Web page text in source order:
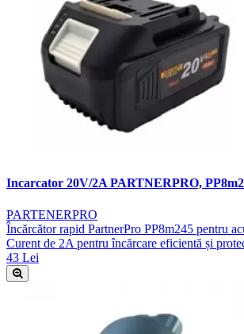
Incarcator 20V/2A PARTNERPRO,
PARTENERPRO
Încărcător rapid PartnerPro PP8m245 pentru
Curent de 2A pentru încărcare eficientă și
43 Lei